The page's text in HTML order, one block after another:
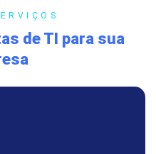
de TI para sua